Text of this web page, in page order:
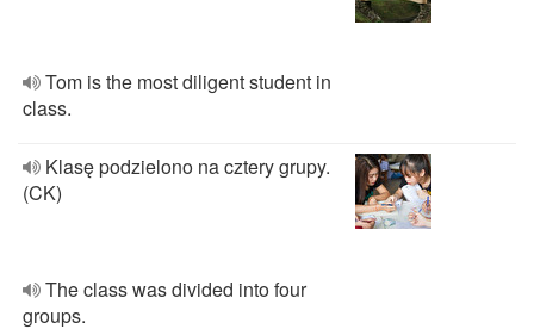
Tom is the most diligent student in
class.
Klasę podzielono na cztery grupy.
(CK)
The class was divided into four
groups.